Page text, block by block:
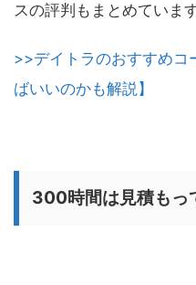
スの評判もまとめています
>>デイトラのおすすめコ
ばいいのかも解説】
300時間は見積もっ